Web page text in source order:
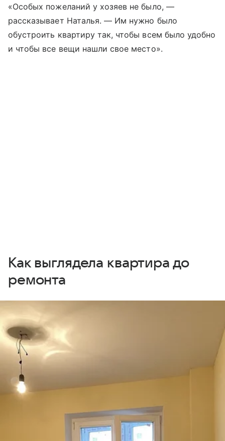
«Особых пожеланий у хозяев не было, —
рассказывает Наталья. — Им нужно было
обустроить квартиру так, чтобы всем было удобно
и чтобы все вещи нашли свое место».
Как выглядела квартира до
ремонта